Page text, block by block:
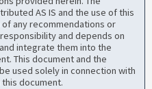
AS IS and the use of this
any recommendations or
and depends on
integrate them into the
This document and the
used solely in connection with
document.